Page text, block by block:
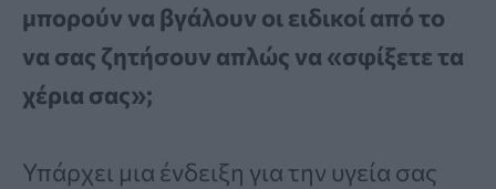
μπορούν να βγάλουν οι ειδικοί από το
να σας ζητήσουν απλώς να «σφίξετε τα
χέρια σας»;
Υπάρχει μια ένδειξη για την υγεία σας